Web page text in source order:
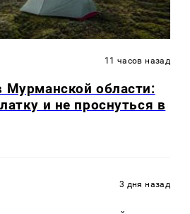
11 часов назад
Мурманской области:
и не проснуться в
3 дня назад